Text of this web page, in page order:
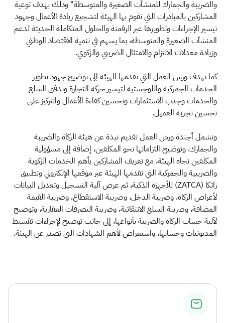
والضريبة والجمارك للمنشآت الصغيرة والمتوسطة" وذلك بهدف توعية
المشاركين بالمبادرات التي تقوم بها الهيئة لتشجيع ريادة الأعمال وجهود
تيسير الإجراءات وتطويرها عبر الرقمنة والحلول المتكاملة الحديثة لدعم
المنشآت الصغيرة والمتوسطة، بما يسهم في تنمية الاقتصاد الوطني
وزيادة معدلات الالتزام والامتثال الضريبي والزكوي.
كما تهدف ورش العمل التي تقدمها الهيئة إلى توضيح جهود تطوير
الخدمات الجمركية واللوجستية لتيسير حركة التجارة وتدفق السلع
والخدمات وجذب الاستثمارات وتحسين كفاءة الأعمال والتركيز على
تحسين تجربة العميل.
وتشمل أجندة ورش العمل تقديم نبذة عن هيئة الزكاة والضريبة
والجمارك، وتوضيح التزاماتها نحو المكلفين، إضافة إلى مسؤولية
المكلفين تجاه الهيئة، مع تعريف المشاركين بأهم الخدمات الزكوية
والضريبية والجمركية التي تقدمها الهيئة عبر موقعها الإلكتروني وتطبيق
زاتكا (ZATCA) للأجهزة الذكية، ثم عرض آلية التسجيل وتعديل البيانات
لأغراض الزكاة، وضريبة الدخل، وضريبة الاستقطاع، وضريبة القيمة
المضافة، وضريبة السلع الانتقائية، وضريبة التصرفات العقارية، وتوضيح
لآلية حساب الزكاة والضريبة بأنواعها، إلى جانب توضيح لإجراءات تقسيط
المديونيات وحسابها، واستعراض لأهم الشهادات التي تصدر عن الهيئة.